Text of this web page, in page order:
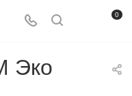
0
Эко